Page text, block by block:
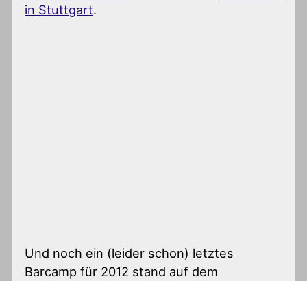
in Stuttgart.
Und noch ein (leider schon) letztes
Barcamp für 2012 stand auf dem